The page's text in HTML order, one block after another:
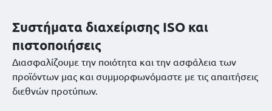
Συστήματα διαχείρισης ISO και
πιστοποιήσεις
Διασφαλίζουμε την ποιότητα και την ασφάλεια των
προϊόντων μας και συμμορφωνόμαστε με τις απαιτήσεις
διεθνών προτύπων.